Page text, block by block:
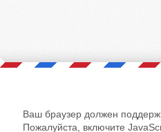
Ваш браузер должен
Пожалуйста, включите